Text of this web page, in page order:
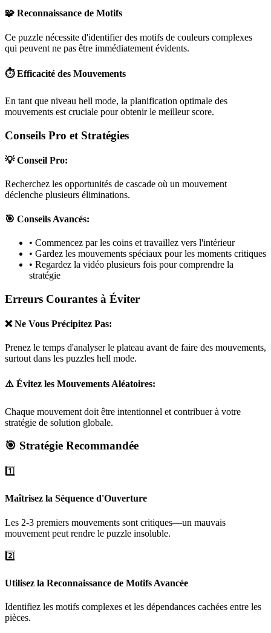
🧩 Reconnaissance de Motifs
Ce puzzle nécessite d'identifier des motifs de couleurs complexes
qui peuvent ne pas être immédiatement évidents.
⏱️ Efficacité des Mouvements
En tant que niveau hell mode, la planification optimale des
mouvements est cruciale pour obtenir le meilleur score.
Conseils Pro et Stratégies
💡 Conseil Pro:
Recherchez les opportunités de cascade où un mouvement
déclenche plusieurs éliminations.
🎯 Conseils Avancés:
• Commencez par les coins et travaillez vers l'intérieur
• Gardez les mouvements spéciaux pour les moments critiques
• Regardez la vidéo plusieurs fois pour comprendre la
stratégie
Erreurs Courantes à Éviter
❌ Ne Vous Précipitez Pas:
Prenez le temps d'analyser le plateau avant de faire des mouvements,
surtout dans les puzzles hell mode.
⚠️ Évitez les Mouvements Aléatoires:
Chaque mouvement doit être intentionnel et contribuer à votre
stratégie de solution globale.
🎯 Stratégie Recommandée
1️⃣
Maîtrisez la Séquence d'Ouverture
Les 2-3 premiers mouvements sont critiques—un mauvais
mouvement peut rendre le puzzle insoluble.
2️⃣
Utilisez la Reconnaissance de Motifs Avancée
Identifiez les motifs complexes et les dépendances cachées entre les
pièces.